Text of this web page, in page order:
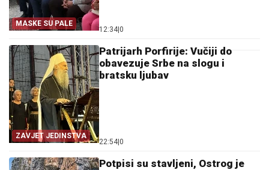
MASKE SU PALE
12:34 0
ZAVJET JEDINSTVA
Patrijarh Porfirije: Vučiji do
obavezuje Srbe na slogu i
bratsku ljubav
22:54 0
Potpisi su stavljeni, Ostrog je